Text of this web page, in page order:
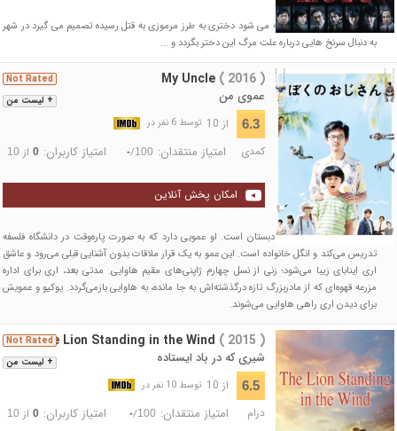
یک کارگاه تنها وقتی متوجه می شود دختری به طرز مرموزی به قتل رسیده تصمیم می گیرد در شهر
به دنبال سرنخ هایی درباره علت مرگ این دختر بگردد و ...
+ لیست من
Not Rated My Uncle ( 2016 )
عموی من
6.3 از 10 توسط 6 نفر در
کمدی امتیاز منتقدان: -/100 امتیاز کاربران: 0از 10
امکان پخش آنلاین
یوکیو هارویاما دانش‌آموز دبستان است. او عمویی دارد که به صورت پاره‌وقت در دانشگاه فلسفه
تدریس می‌کند و انگل خانواده است. این عمو به یک قرار ملاقات بدون آشنایی قبلی می‌رود و عاشق
اری اینابای زیبا می‌شود؛ زنی از نسل چهارم ژاپنی‌های مقیم هاوایی. مدتی بعد، اری برای اداره
مزرعه قهوه‌ای که از مادربزرگ تازه درگذشته‌اش به جا مانده، به هاوایی بازمی‌گردد. یوکیو و عمویش
برای دیدن اری راهی هاوایی می‌شوند.
+ لیست من
Not RatedThe Lion Standing in the Wind ( 2015 )
شیری که در باد ایستاده
6.5 از 10 توسط 10 نفر در
درام امتیاز منتقدان: -/100 امتیاز کاربران: 0از 10